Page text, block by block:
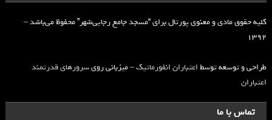
کلیه حقوق مادی و معنوی پورتال برای “مسجد جامع رجایی‌شهر” محفوظ می‌باشد –
۱۳۹۲
طراحی و توسعه توسطاعتباران انفورماتیک– میزبانی رویسرورهای قدرتمند
اعتباران
تماس با ما